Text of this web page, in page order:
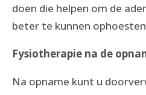
doen die helpen om de
beter te kunnen
Fysiotherapie na de
Na opname kunt u